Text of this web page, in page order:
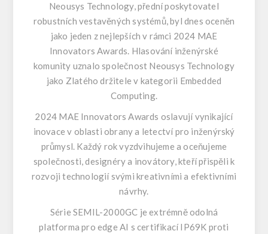
Neousys Technology, přední poskytovatel
robustních vestavěných systémů, byl dnes oceněn
jako jeden z nejlepších v rámci 2024 MAE
Innovators Awards. Hlasování inženýrské
komunity uznalo společnost Neousys Technology
jako Zlatého držitele v kategorii Embedded
Computing.
2024 MAE Innovators Awards oslavují vynikající
inovace v oblasti obrany a letectví pro inženýrský
průmysl. Každý rok vyzdvihujeme a oceňujeme
společnosti, designéry a inovátory, kteří přispěli k
rozvoji technologií svými kreativními a efektivními
návrhy.
Série SEMIL-2000GC je extrémně odolná
platforma pro edge AI s certifikací IP69K proti